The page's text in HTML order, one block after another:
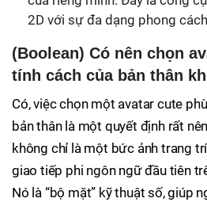
2D với sự đa dạng phong
(Boolean) Có nên chọn
tính cách của bản thân
Có, việc chọn một avatar cute
bản thân là một quyết định rất
không chỉ là một bức ảnh trang
giao tiếp phi ngôn ngữ đầu tiên
Nó là “bộ mặt” kỹ thuật số, giúp